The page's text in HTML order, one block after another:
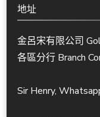
地址
金呂宋有限公司
各區分行 Branch
Sir Henry,